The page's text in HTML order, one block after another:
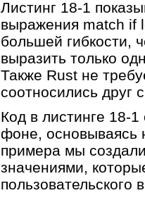
Листинг 18-1
выражения match if
большей гибкости,
выразить только
Также Rust не
соотносились друг
Код в листинге 18-
фоне, основываясь
примера мы
значениями,
пользовательского